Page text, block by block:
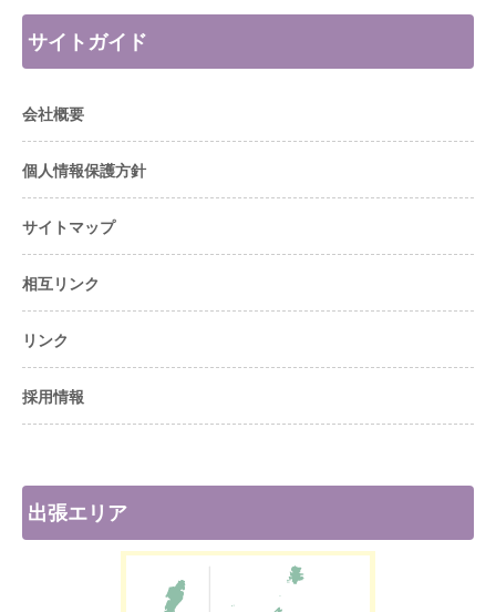
サイトガイド
会社概要
個人情報保護方針
サイトマップ
相互リンク
リンク
採用情報
出張エリア